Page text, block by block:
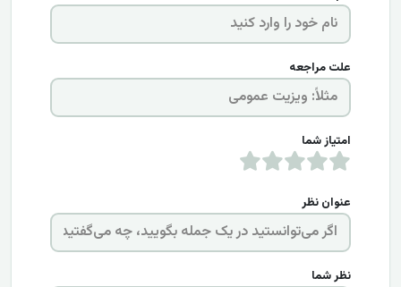
علت مراجعه
امتیاز شما
عنوان نظر
نظر شما